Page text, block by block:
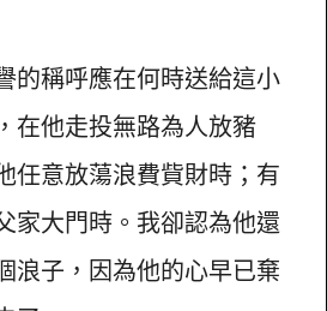
的稱呼應在何時送給這小
在他走投無路為人放豬
任意放蕩浪費貲財時；有
家大門時。我卻認為他還
浪子，因為他的心早已棄